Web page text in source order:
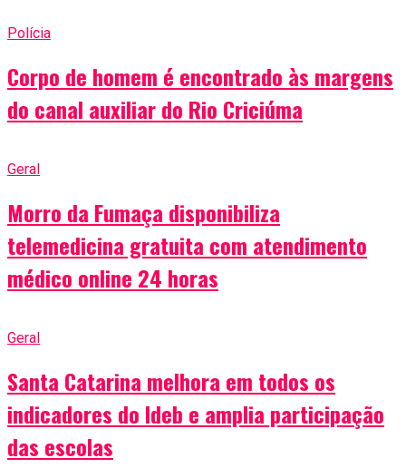
Polícia
Corpo de homem é encontrado às margens
do canal auxiliar do Rio Criciúma
Geral
Morro da Fumaça disponibiliza
telemedicina gratuita com atendimento
médico online 24 horas
Geral
Santa Catarina melhora em todos os
indicadores do Ideb e amplia participação
das escolas